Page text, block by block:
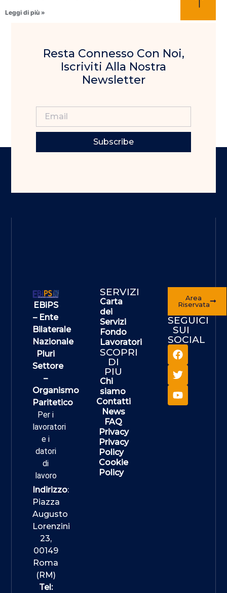
Leggi di più »
Resta Connesso Con Noi,
Iscriviti Alla Nostra
Newsletter
Subscribe
EBiPS
– Ente
Bilaterale
Nazionale
Pluri
Settore
–
Organismo
Paritetico
Per i
lavoratori
e i
datori
di
lavoro
Indirizzo:
Piazza
Augusto
Lorenzini
23,
00149
Roma
(RM)
Tel:
SERVIZI
Carta
dei
Servizi
Fondo
Lavoratori
SCOPRI
DI
PIU
Chi
siamo
Contatti
News
FAQ
Privacy
Privacy
Policy
Cookie
Policy
Area
Riservata
SEGUICI
SUI
SOCIAL